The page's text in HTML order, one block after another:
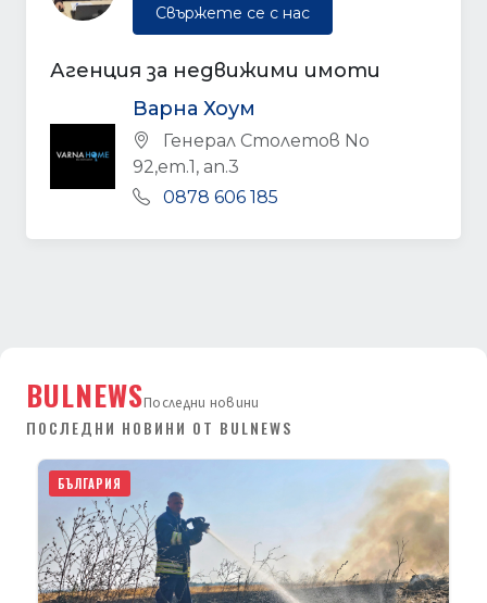
Свържете се с нас
Агенция за недвижими имоти
Варна Хоум
Генерал Столетов No
92,ет.1, ап.3
0878 606 185
BULNEWSПоследни новини
ПОСЛЕДНИ НОВИНИ ОТ BULNEWS
БЪЛГАРИЯ